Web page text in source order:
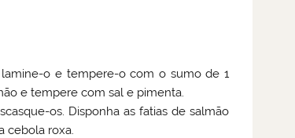
o e tempere-o com o sumo de 1
e tempere com sal e pimenta.
os. Disponha as fatias de salmão
cebola roxa.